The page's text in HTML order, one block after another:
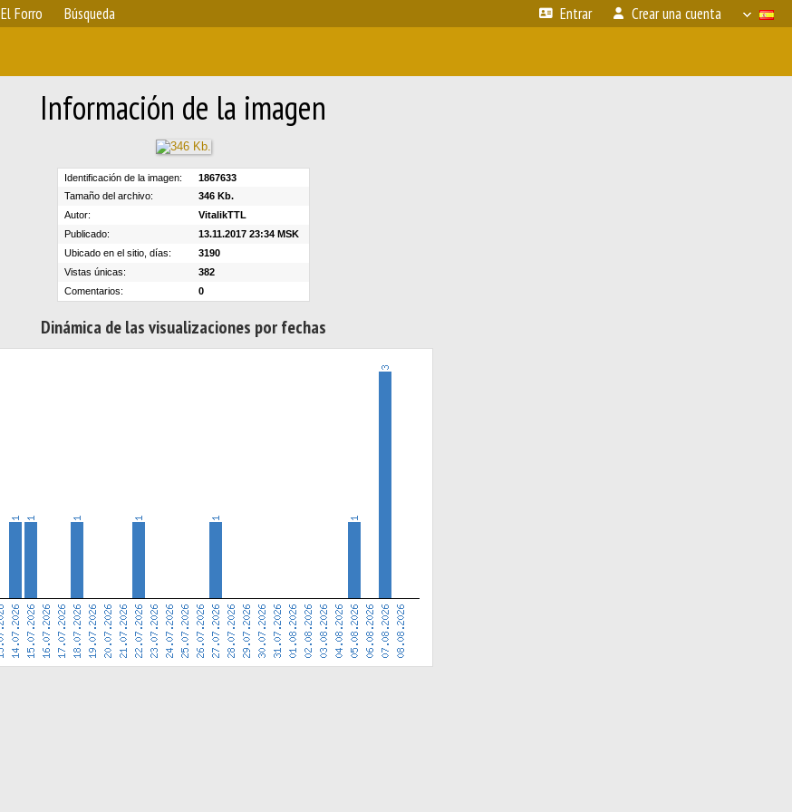
El Forro Búsqueda Entrar Crear una cuenta
Información de la imagen
Identificación de la imagen:
1867633
Tamaño del archivo:
346 Kb.
Autor:
VitalikTTL
Publicado:
13.11.2017 23:34 MSK
Ubicado en el sitio, días:
3190
Vistas únicas:
382
Comentarios:
0
Dinámica de las visualizaciones por fechas